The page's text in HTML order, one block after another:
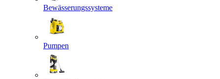
Bewässerungssysteme
Pumpen